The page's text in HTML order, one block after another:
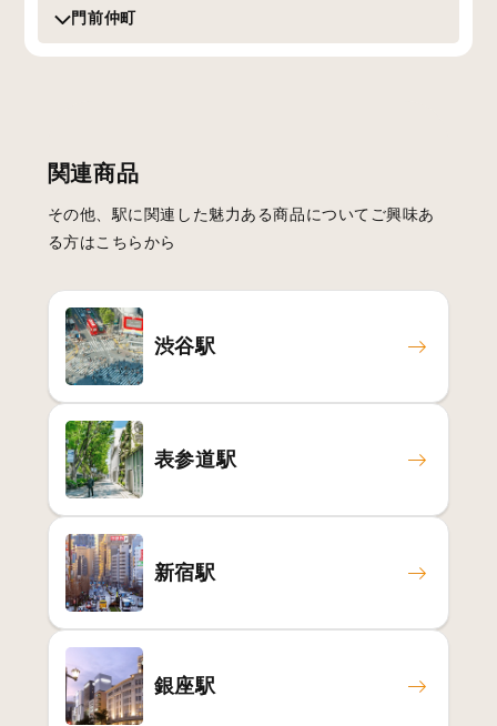
門前仲町
関連商品
その他、駅に関連した魅力ある商品についてご興味あ
る方はこちらから
渋谷駅
表参道駅
新宿駅
銀座駅